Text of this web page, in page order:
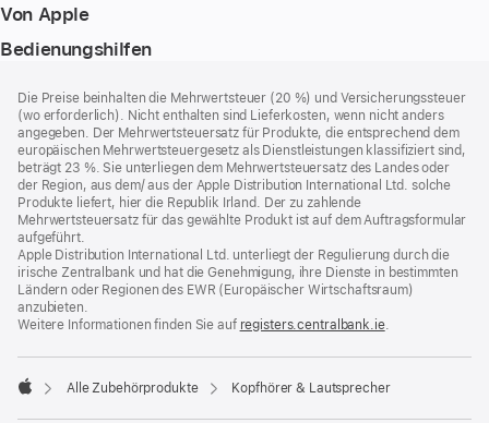
Von Apple
Bedienungshilfen
Die Preise beinhalten die Mehrwertsteuer (20 %) und Versicherungssteuer
(wo erforderlich). Nicht enthalten sind Lieferkosten, wenn nicht anders
angegeben. Der Mehrwertsteuersatz für Produkte, die entsprechend dem
europäischen Mehrwertsteuergesetz als Dienstleistungen klassifiziert sind,
beträgt 23 %. Sie unterliegen dem Mehrwertsteuersatz des Landes oder
der Region, aus dem/ aus der Apple Distribution International Ltd. solche
Produkte liefert, hier die Republik Irland. Der zu zahlende
Mehrwertsteuersatz für das gewählte Produkt ist auf dem Auftragsformular
aufgeführt.
Apple Distribution International Ltd. unterliegt der Regulierung durch die
irische Zentralbank und hat die Genehmigung, ihre Dienste in bestimmten
Ländern oder Regionen des EWR (Europäischer Wirtschaftsraum)
anzubieten.
Weitere Informationen finden Sie auf registers.centralbank.ie(Öffnet
neues
.
Alle Zubehörprodukte Kopfhörer & Lautsprecher